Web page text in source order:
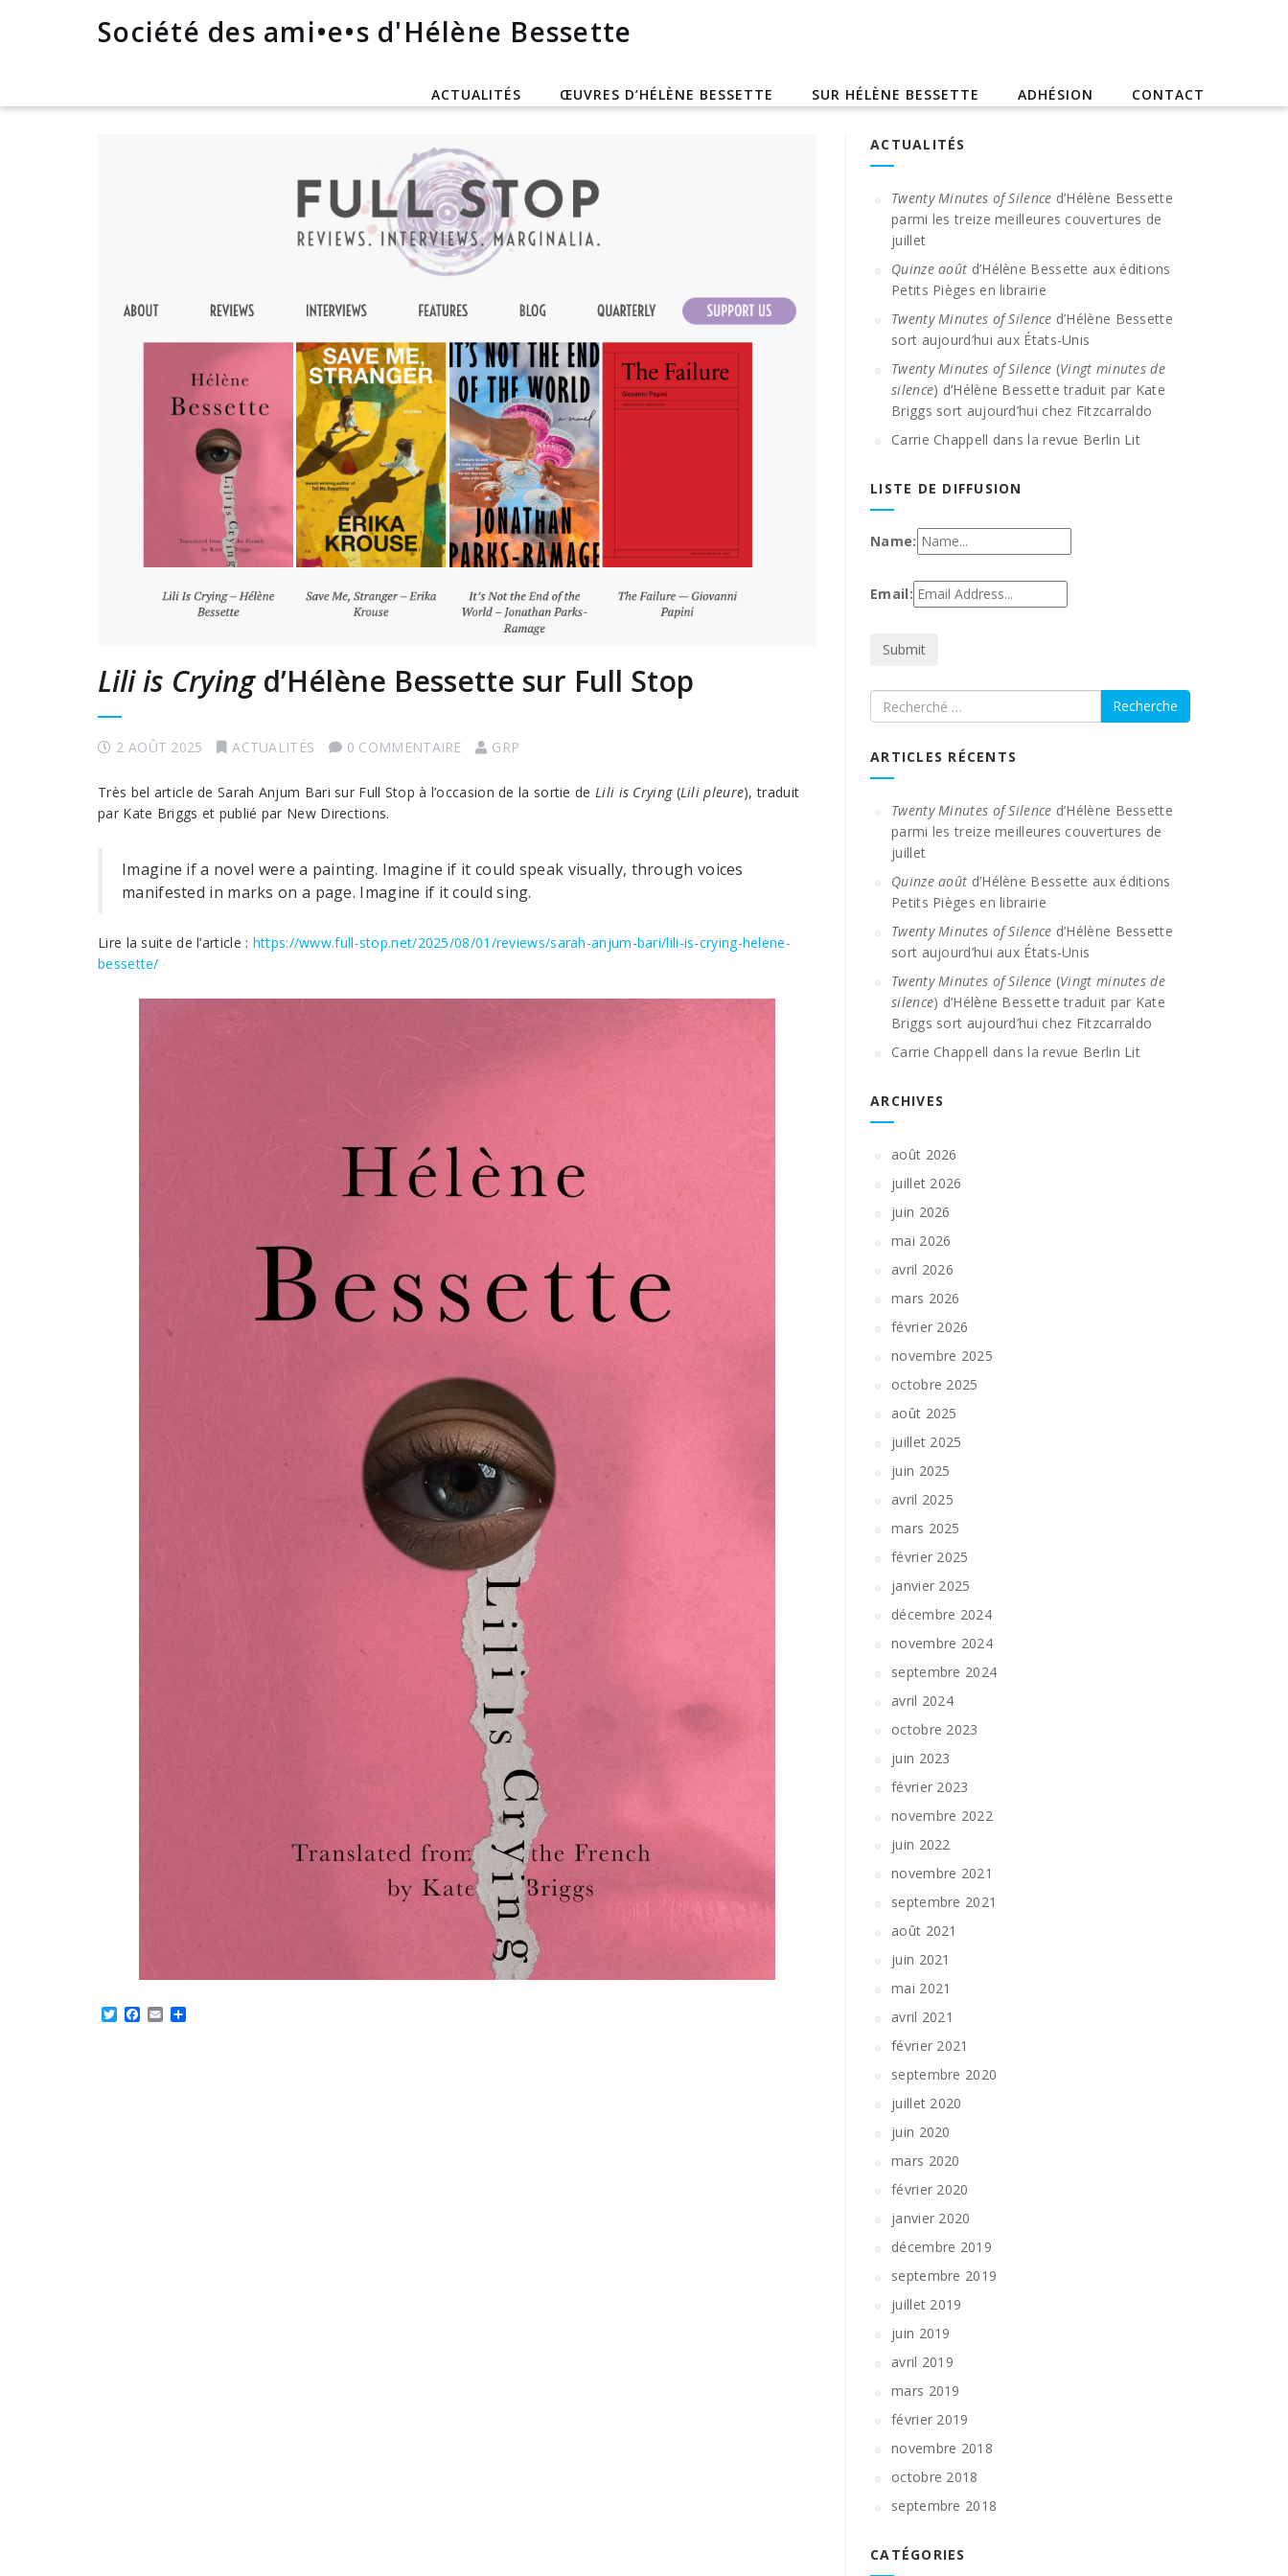
Société des ami•e•s d'Hélène Bessette
ACTUALITÉS ŒUVRES D’HÉLÈNE BESSETTE SUR HÉLÈNE BESSETTE ADHÉSION CONTACT
Lili is Cryingd’Hélène Bessette sur Full Stop
2 AOÛT 2025 ACTUALITÉS 0 COMMENTAIRE GRP
Très bel article de Sarah Anjum Bari sur Full Stop à l’occasion de la sortie de Lili is Crying(Lili pleure), traduit
par Kate Briggs et publié par New Directions.
Imagine if a novel were a painting. Imagine if it could speak visually, through voices
manifested in marks on a page. Imagine if it could sing.
Lire la suite de l’article : https://www.full-stop.net/2025/08/01/reviews/sarah-anjum-bari/lili-is-crying-helene-
bessette/
TwitterFacebook
Email
ACTUALITÉS
Twenty Minutes of Silence d’Hélène Bessette
parmi les treize meilleures couvertures de
juillet
Quinze août d’Hélène Bessette aux éditions
Petits Pièges en librairie
Twenty Minutes of Silence d’Hélène Bessette
sort aujourd’hui aux États-Unis
Twenty Minutes of Silence (Vingt minutes de
silence) d’Hélène Bessette traduit par Kate
Briggs sort aujourd’hui chez Fitzcarraldo
Carrie Chappell dans la revue Berlin Lit
LISTE DE DIFFUSION
Name:
Email:
Recherche
ARTICLES RÉCENTS
Twenty Minutes of Silence d’Hélène Bessette
parmi les treize meilleures couvertures de
juillet
Quinze août d’Hélène Bessette aux éditions
Petits Pièges en librairie
Twenty Minutes of Silence d’Hélène Bessette
sort aujourd’hui aux États-Unis
Twenty Minutes of Silence (Vingt minutes de
silence) d’Hélène Bessette traduit par Kate
Briggs sort aujourd’hui chez Fitzcarraldo
Carrie Chappell dans la revue Berlin Lit
ARCHIVES
août 2026
juillet 2026
juin 2026
mai 2026
avril 2026
mars 2026
février 2026
novembre 2025
octobre 2025
août 2025
juillet 2025
juin 2025
avril 2025
mars 2025
février 2025
janvier 2025
décembre 2024
novembre 2024
septembre 2024
avril 2024
octobre 2023
juin 2023
février 2023
novembre 2022
juin 2022
novembre 2021
septembre 2021
août 2021
juin 2021
mai 2021
avril 2021
février 2021
septembre 2020
juillet 2020
juin 2020
mars 2020
février 2020
janvier 2020
décembre 2019
septembre 2019
juillet 2019
juin 2019
avril 2019
mars 2019
février 2019
novembre 2018
octobre 2018
septembre 2018
CATÉGORIES